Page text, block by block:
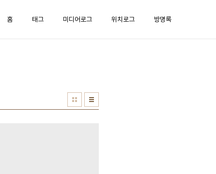
홈 태그 미디어로그 위치로그 방명록